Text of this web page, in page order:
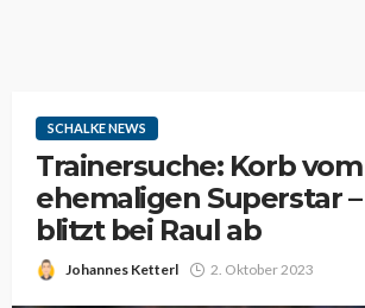
SCHALKE NEWS
Trainersuche: Korb vom
ehemaligen Superstar
blitzt bei Raul ab
Johannes Ketterl 2. Oktober 2023